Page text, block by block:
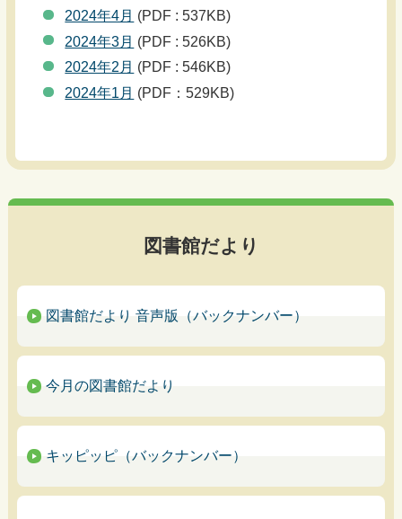
2024年4月 (PDF : 537KB)
2024年3月 (PDF : 526KB)
2024年2月 (PDF : 546KB)
2024年1月 (PDF：529KB)
図書館だより
図書館だより 音声版（バックナンバー）
今月の図書館だより
キッピッピ（バックナンバー）